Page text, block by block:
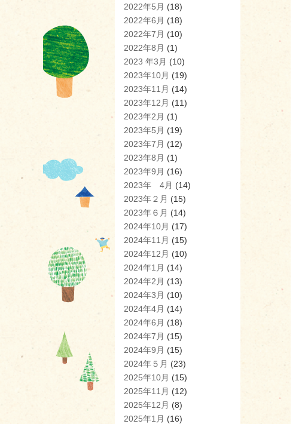
2022年5月 (18)
2022年6月 (18)
2022年7月 (10)
2022年8月 (1)
2023 年3月 (10)
2023年10月 (19)
2023年11月 (14)
2023年12月 (11)
2023年2月 (1)
2023年5月 (19)
2023年7月 (12)
2023年8月 (1)
2023年9月 (16)
2023年 4月 (14)
2023年２月 (15)
2023年６月 (14)
2024年10月 (17)
2024年11月 (15)
2024年12月 (10)
2024年1月 (14)
2024年2月 (13)
2024年3月 (10)
2024年4月 (14)
2024年6月 (18)
2024年7月 (15)
2024年9月 (15)
2024年５月 (23)
2025年10月 (15)
2025年11月 (12)
2025年12月 (8)
2025年1月 (16)